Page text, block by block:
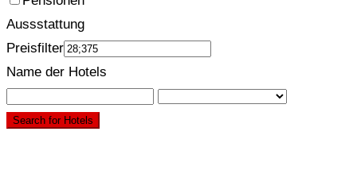
Aussstattung
Preisfilter
Name der Hotels
Search for Hotels